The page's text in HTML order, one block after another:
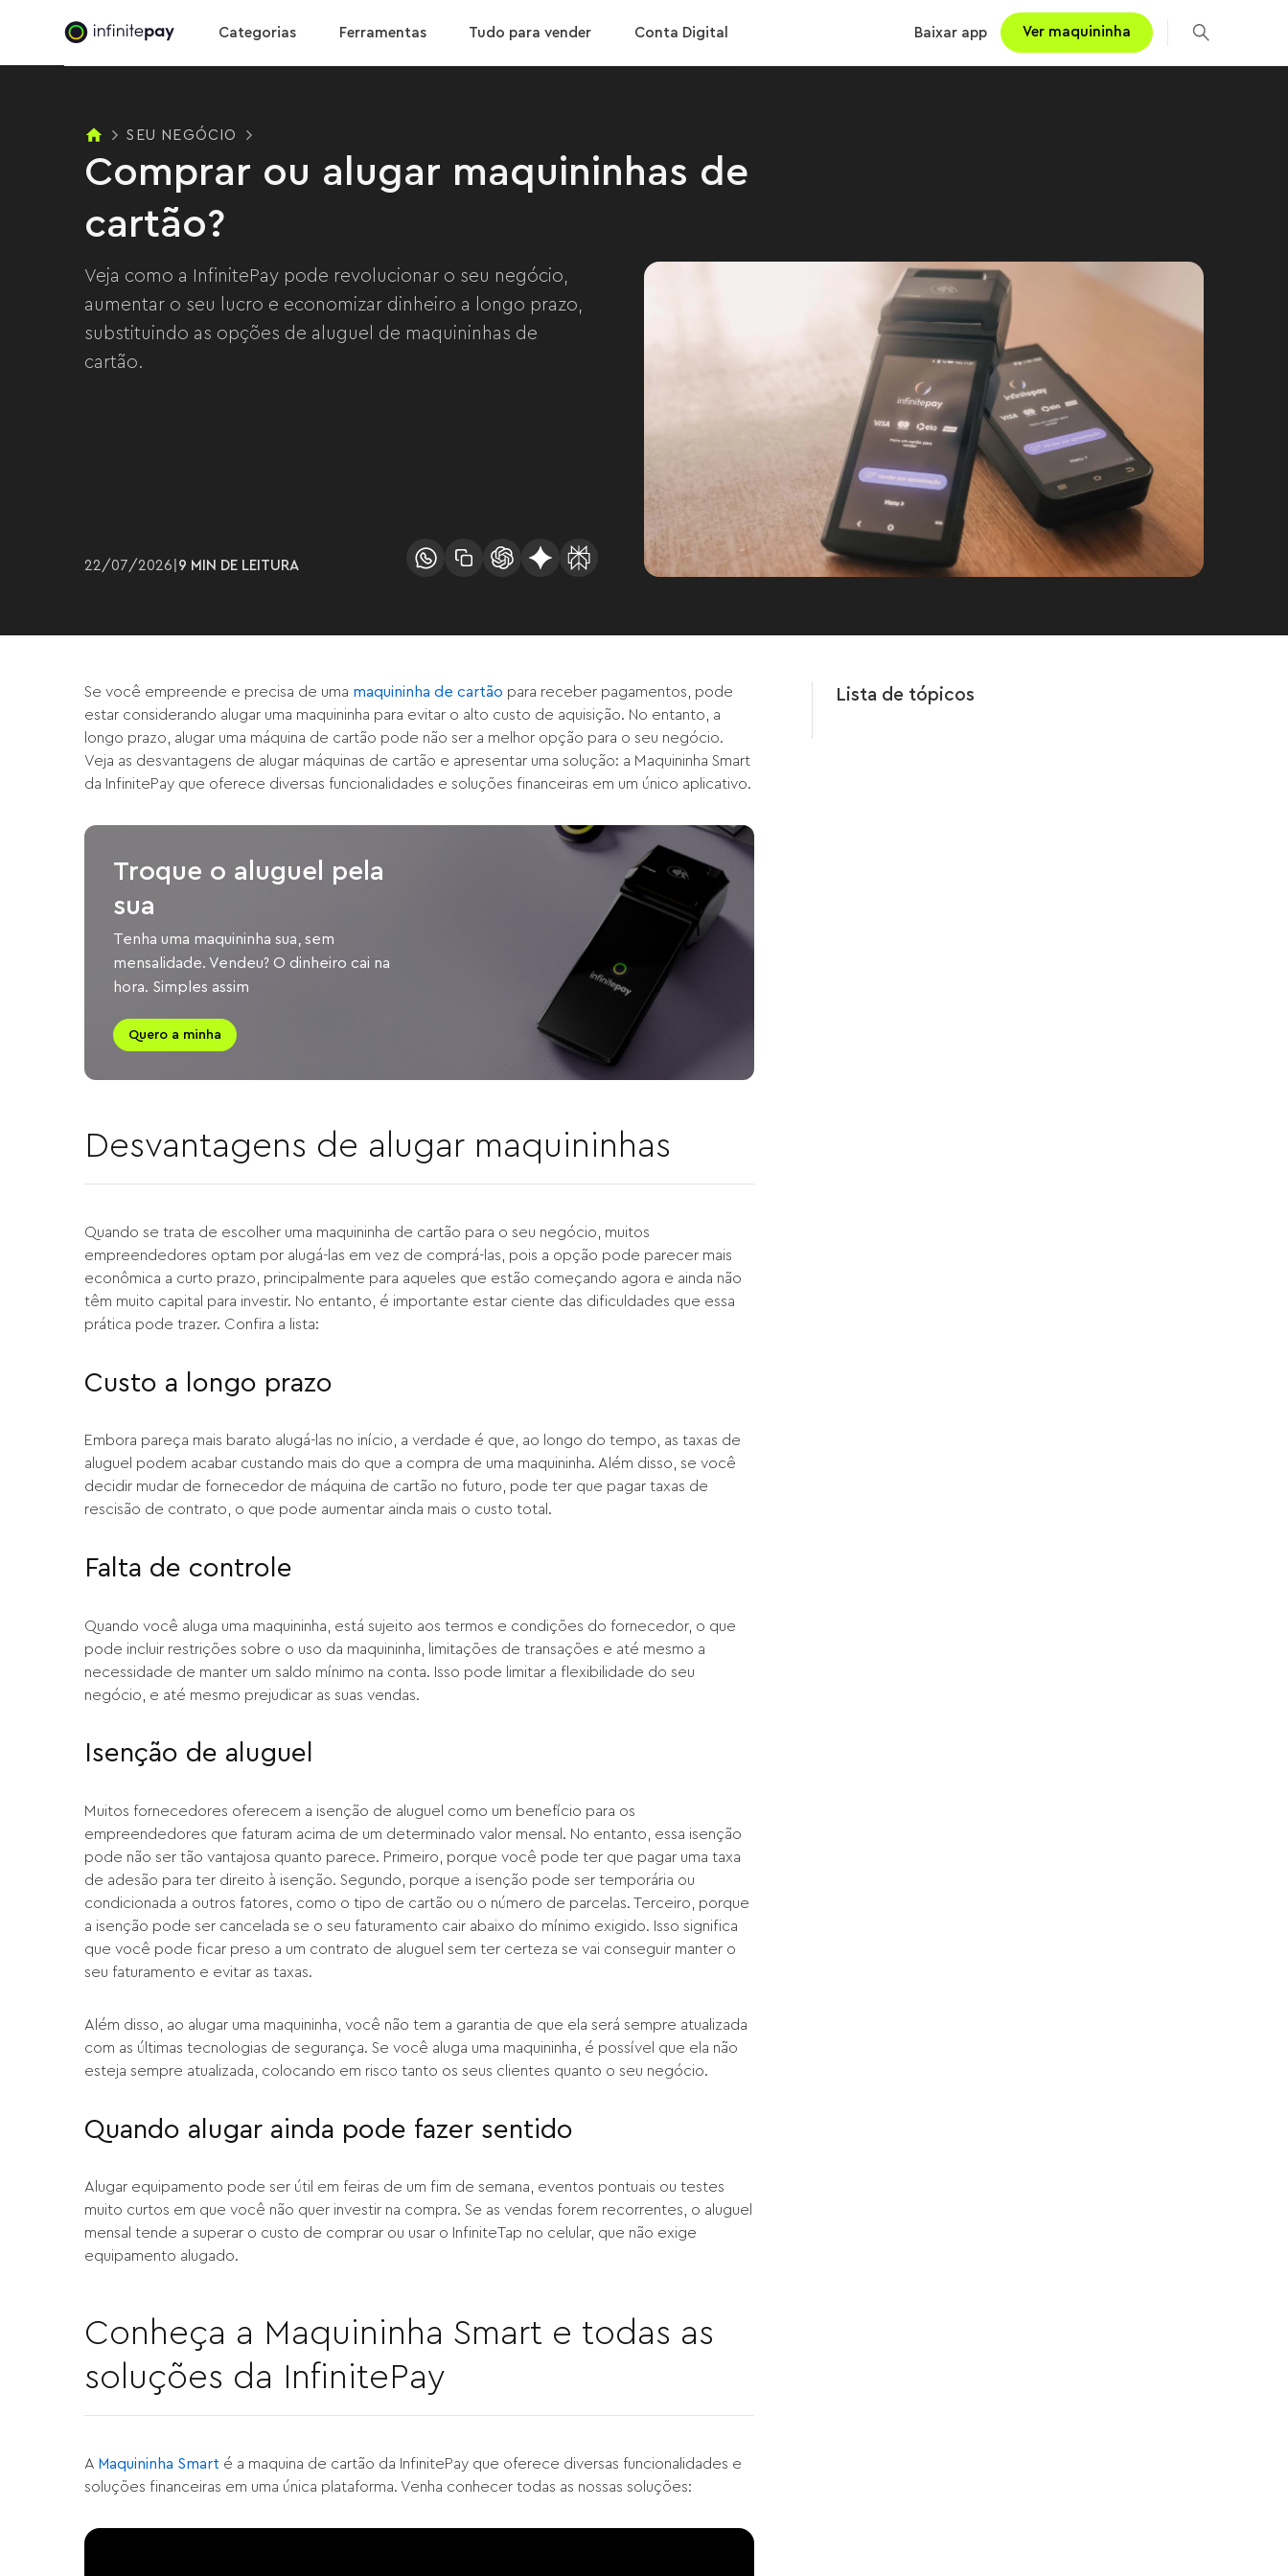
Categorias Ferramentas Tudo para vender Conta Digital Baixar app Ver maquininha
Comprar ou alugar maquininhas de cartão? Baixar App Confira nossas taxas
SEU NEGÓCIO
Comprar ou alugar maquininhas de
cartão?
Veja como a InfinitePay pode revolucionar o seu negócio,
aumentar o seu lucro e economizar dinheiro a longo prazo,
substituindo as opções de aluguel de maquininhas de
cartão.
22 /07 /2026 9 MIN DE LEITURA
Se você empreende e precisa de uma maquininha de cartão para receber pagamentos, pode
estar considerando alugar uma maquininha para evitar o alto custo de aquisição. No entanto, a
longo prazo, alugar uma máquina de cartão pode não ser a melhor opção para o seu negócio.
Veja as desvantagens de alugar máquinas de cartão e apresentar uma solução: a Maquininha Smart
da InfinitePay que oferece diversas funcionalidades e soluções financeiras em um único aplicativo.
Troque o aluguel pela
sua
Tenha uma maquininha sua, sem
mensalidade. Vendeu? O dinheiro cai na
hora. Simples assim
Quero a minha
Desvantagens de alugar maquininhas
Quando se trata de escolher uma maquininha de cartão para o seu negócio, muitos
empreendedores optam por alugá-las em vez de comprá-las, pois a opção pode parecer mais
econômica a curto prazo, principalmente para aqueles que estão começando agora e ainda não
têm muito capital para investir. No entanto, é importante estar ciente das dificuldades que essa
prática pode trazer. Confira a lista:
Custo a longo prazo
Embora pareça mais barato alugá-las no início, a verdade é que, ao longo do tempo, as taxas de
aluguel podem acabar custando mais do que a compra de uma maquininha. Além disso, se você
decidir mudar de fornecedor de máquina de cartão no futuro, pode ter que pagar taxas de
rescisão de contrato, o que pode aumentar ainda mais o custo total.
Falta de controle
Quando você aluga uma maquininha, está sujeito aos termos e condições do fornecedor, o que
pode incluir restrições sobre o uso da maquininha, limitações de transações e até mesmo a
necessidade de manter um saldo mínimo na conta. Isso pode limitar a flexibilidade do seu
negócio, e até mesmo prejudicar as suas vendas.
Isenção de aluguel
Muitos fornecedores oferecem a isenção de aluguel como um benefício para os
empreendedores que faturam acima de um determinado valor mensal. No entanto, essa isenção
pode não ser tão vantajosa quanto parece. Primeiro, porque você pode ter que pagar uma taxa
de adesão para ter direito à isenção. Segundo, porque a isenção pode ser temporária ou
condicionada a outros fatores, como o tipo de cartão ou o número de parcelas. Terceiro, porque
a isenção pode ser cancelada se o seu faturamento cair abaixo do mínimo exigido. Isso significa
que você pode ficar preso a um contrato de aluguel sem ter certeza se vai conseguir manter o
seu faturamento e evitar as taxas.
Além disso, ao alugar uma maquininha, você não tem a garantia de que ela será sempre atualizada
com as últimas tecnologias de segurança. Se você aluga uma maquininha, é possível que ela não
esteja sempre atualizada, colocando em risco tanto os seus clientes quanto o seu negócio.
Quando alugar ainda pode fazer sentido
Alugar equipamento pode ser útil em feiras de um fim de semana, eventos pontuais ou testes
muito curtos em que você não quer investir na compra. Se as vendas forem recorrentes, o aluguel
mensal tende a superar o custo de comprar ou usar o InfiniteTap no celular, que não exige
equipamento alugado.
Conheça a Maquininha Smart e todas as
soluções da InfinitePay
A Maquininha Smart é a maquina de cartão da InfinitePay que oferece diversas funcionalidades e
soluções financeiras em uma única plataforma. Venha conhecer todas as nossas soluções:
Lista de tópicos